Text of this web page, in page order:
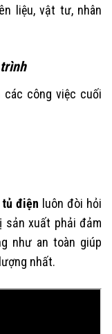
liệu, vật tư, nhân
các công việc cuối
tủ điện luôn đòi hỏi
sản xuất phải đảm
như an toàn giúp
nhất.